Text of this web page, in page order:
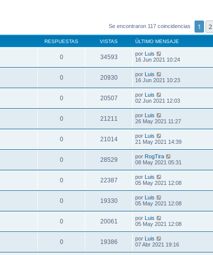
Se encontraron 117 coincidencias 1 2
RESPUESTAS VISTAS ÚLTIMO MENSAJE
0 34593 por Luis
16 Jun 2021 10:24
0 20930 por Luis
16 Jun 2021 10:23
0 20507 por Luis
02 Jun 2021 12:03
0 21211 por Luis
26 May 2021 11:27
0 21014 por Luis
21 May 2021 14:39
0 28529 por RogTira
08 May 2021 05:31
0 22387 por Luis
05 May 2021 12:08
0 19330 por Luis
05 May 2021 12:08
0 20061 por Luis
05 May 2021 12:08
0 19386 por Luis
07 Abr 2021 19:16